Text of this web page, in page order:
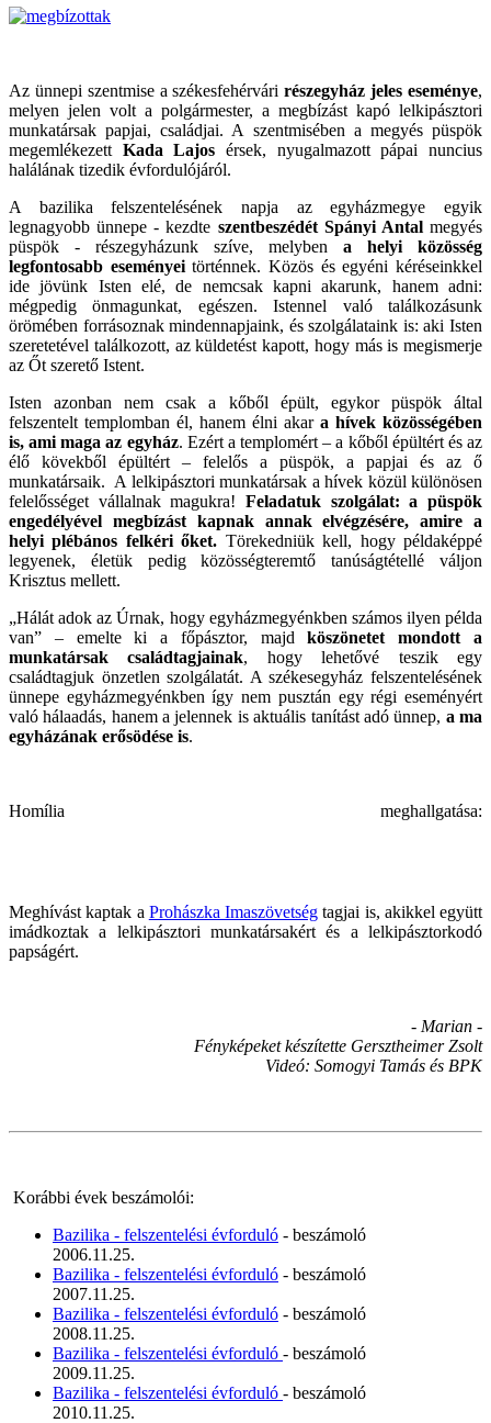
Az ünnepi szentmise a székesfehérvári részegyház jeles eseménye,
melyen jelen volt a polgármester, a megbízást kapó lelkipásztori
munkatársak papjai, családjai. A szentmisében a megyés püspök
megemlékezett Kada Lajos érsek, nyugalmazott pápai nuncius
halálának tizedik évfordulójáról.
A bazilika felszentelésének napja az egyházmegye egyik
legnagyobb ünnepe - kezdte szentbeszédét Spányi Antalmegyés
püspök - részegyházunk szíve, melyben a helyi közösség
legfontosabb eseményeitörténnek. Közös és egyéni kéréseinkkel
ide jövünk Isten elé, de nemcsak kapni akarunk, hanem adni:
mégpedig önmagunkat, egészen. Istennel való találkozásunk
örömében forrásoznak mindennapjaink, és szolgálataink is: aki Isten
szeretetével találkozott, az küldetést kapott, hogy más is megismerje
az Őt szerető Istent.
Isten azonban nem csak a kőből épült, egykor püspök által
felszentelt templomban él, hanem élni akar a hívek közösségében
is, ami maga az egyház. Ezért a templomért – a kőből épültért és az
élő kövekből épültért – felelős a püspök, a papjai és az ő
munkatársaik. A lelkipásztori munkatársak a hívek közül különösen
felelősséget vállalnak magukra! Feladatuk szolgálat: a püspök
engedélyével megbízást kapnak annak elvégzésére, amire a
helyi plébános felkéri őket. Törekedniük kell, hogy példaképpé
legyenek, életük pedig közösségteremtő tanúságtétellé váljon
Krisztus mellett.
„Hálát adok az Úrnak, hogy egyházmegyénkben számos ilyen példa
van” – emelte ki a főpásztor, majdköszönetet mondott a
munkatársak családtagjainak, hogy lehetővé teszik egy
családtagjuk önzetlen szolgálatát. A székesegyház felszentelésének
ünnepe egyházmegyénkben így nem pusztán egy régi eseményért
való hálaadás, hanem a jelennek is aktuális tanítást adó ünnep, a ma
egyházának erősödése is.
Homília meghallgatása:
Meghívást kaptak a Prohászka Imaszövetség tagjai is, akikkel együtt
imádkoztak a lelkipásztori munkatársakért és a lelkipásztorkodó
papságért.
- Marian -
Fényképeket készítette Gersztheimer Zsolt
Videó: Somogyi Tamás és BPK
Korábbi évek beszámolói:
Bazilika - felszentelési évforduló - beszámoló
2006.11.25.
Bazilika - felszentelési évforduló - beszámoló
2007.11.25.
Bazilika - felszentelési évforduló - beszámoló
2008.11.25.
Bazilika - felszentelési évforduló - beszámoló
2009.11.25.
Bazilika - felszentelési évforduló - beszámoló
2010.11.25.